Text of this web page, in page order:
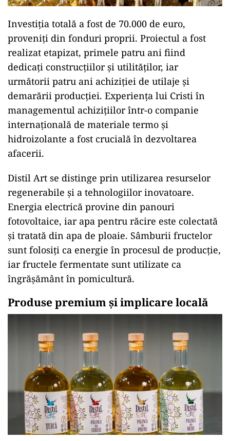
Investiția totală a fost de 70.000 de euro,
proveniți din fonduri proprii. Proiectul a fost
realizat etapizat, primele patru ani fiind
dedicați construcțiilor și utilităților, iar
următorii patru ani achiziției de utilaje și
demarării producției. Experiența lui Cristi în
managementul achizițiilor într-o companie
internațională de materiale termo și
hidroizolante a fost crucială în dezvoltarea
afacerii.
Distil Art se distinge prin utilizarea resurselor
regenerabile și a tehnologiilor inovatoare.
Energia electrică provine din panouri
fotovoltaice, iar apa pentru răcire este colectată
și tratată din apa de ploaie. Sâmburii fructelor
sunt folosiți ca energie în procesul de producție,
iar fructele fermentate sunt utilizate ca
îngrășământ în pomicultură.
Produse premium și implicare locală